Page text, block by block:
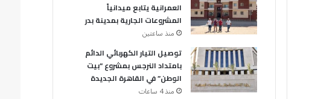
العمرانية يتابع ميدانياً
المشروعات الجارية بمدينة بدر
منذ ساعتين
توصيل التيار الكهربائي الدائم
بامتداد النرجس بمشروع “بيت
الوطن” في القاهرة الجديدة
منذ 4 ساعات